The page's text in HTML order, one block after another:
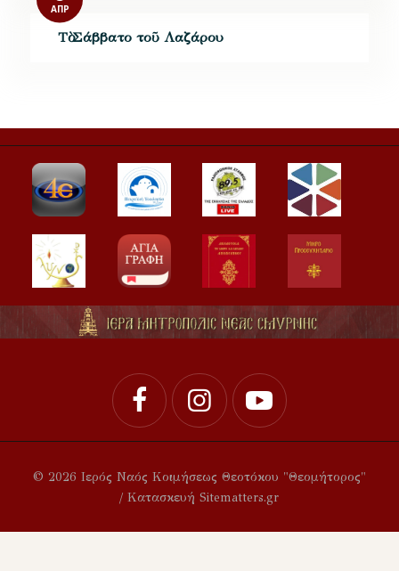
ΑΠΡ
Τὸ Σάββατο τοῦ Λαζάρου
© 2026 Ιερός Ναός Κοιμήσεως Θεοτόκου "Θεομήτορος"
/ Κατασκευή Sitematters.gr